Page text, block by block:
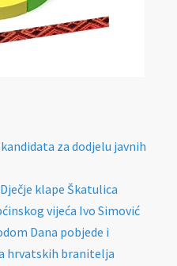
za dodjelu javnih
klape Škatulica
vijeća Ivo Simović
Dana pobjede i
hrvatskih branitelja